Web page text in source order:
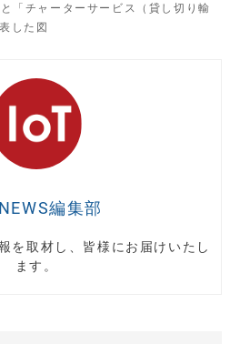
「チャーターサービス（貸し切り輸
した図
編集部
を取材し、皆様にお届けいたし
ます。